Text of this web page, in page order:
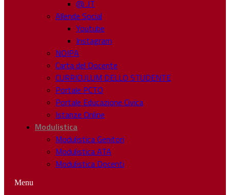
@ .IT
Allende Social
Youtube
Instagram
NOIPA
Carta del Docente
CURRICULUM DELLO STUDENTE
Portale PCTO
Portale Educazione Civica
Istanze Online
Modulistica
Modulistica Genitori
Modulistica ATA
Modulistica Docenti
Menu